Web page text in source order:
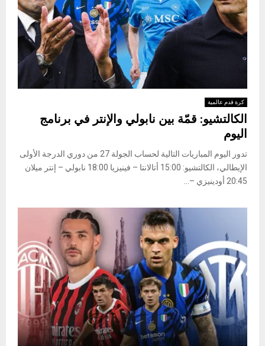
كرة قدم عالمية
الكالتشيو: قمّة بين نابولي والإنتر في برنامج
اليوم
تدور اليوم المباريات التالية لحساب الجولة 27 من دوري الدرجة الأولى
الإيطالي، الكالتشيو: 15:00 أتالانتا – فينيزيا 18:00 نابولي – إنتر ميلان
20:45 أودينيزي –...